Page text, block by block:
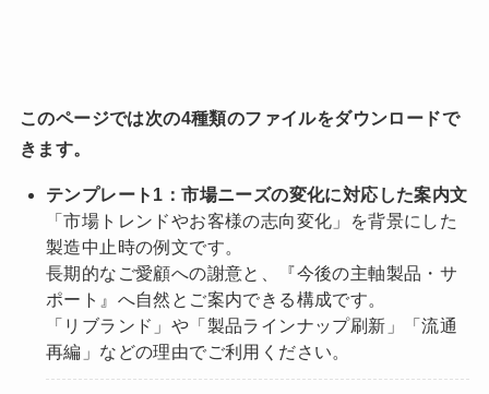
このページでは次の4種類のファイルをダウンロードで
きます。
テンプレート1：市場ニーズの変化に対応した案内文
「市場トレンドやお客様の志向変化」を背景にした
製造中止時の例文です。
長期的なご愛顧への謝意と、『今後の主軸製品・サ
ポート』へ自然とご案内できる構成です。
「リブランド」や「製品ラインナップ刷新」「流通
再編」などの理由でご利用ください。